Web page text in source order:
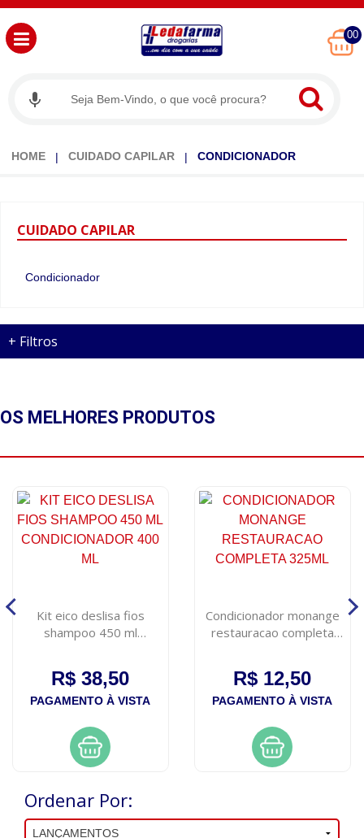
00
HOME CUIDADO CAPILAR CONDICIONADOR
CUIDADO CAPILAR
Condicionador
+ Filtros
OS MELHORES PRODUTOS
Kit eico deslisa fios
shampoo 450 ml
R$ 38,50
PAGAMENTO À VISTA
Condicionador monange
restauracao completa
R$ 12,50
PAGAMENTO À VISTA
Ordenar Por: